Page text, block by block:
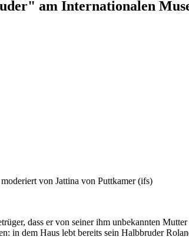
am Internationalen
von Jattina von Puttkamer (ifs)
dass er von seiner ihm unbekannten
in dem Haus lebt bereits sein Halbbruder